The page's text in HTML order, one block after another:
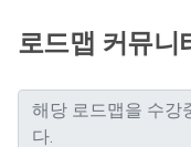
로드맵 커뮤니